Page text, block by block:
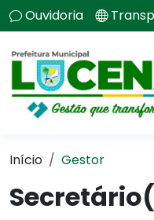
Ouvidoria
Início Gestor